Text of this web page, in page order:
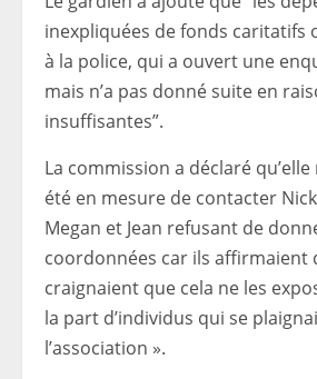
inexpliquées de fonds caritatifs
à la police, qui a ouvert une
mais n’a pas donné suite en
insuffisantes”.
La commission a déclaré qu’elle
été en mesure de contacter
Megan et Jean refusant de
coordonnées car ils affirmaient
craignaient que cela ne les
la part d’individus qui se
l’association ».